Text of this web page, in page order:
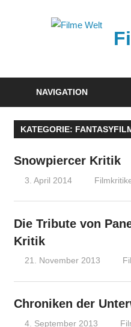
von
aktuellen
NAVIGATION
KATEGORIE:
Snowpiercer Kritik
3. April 2014
Die Tribute von
Kritik
21. November 2013
Chroniken der
4. September 2013